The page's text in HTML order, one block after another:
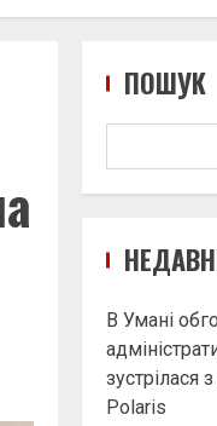
ПОШУК
В Умані
зустрілася
Polaris